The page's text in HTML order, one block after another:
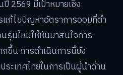
2569 มีเป้าหมายเชิง
ก้ไขปัญหาอัตราการออมที่ต่ำ
รุ่นใหม่ให้หันมาสนใจการ
กขึ้น การดำเนินการนี้ยัง
ะเทศไทยในการเป็นผู้นำด้าน